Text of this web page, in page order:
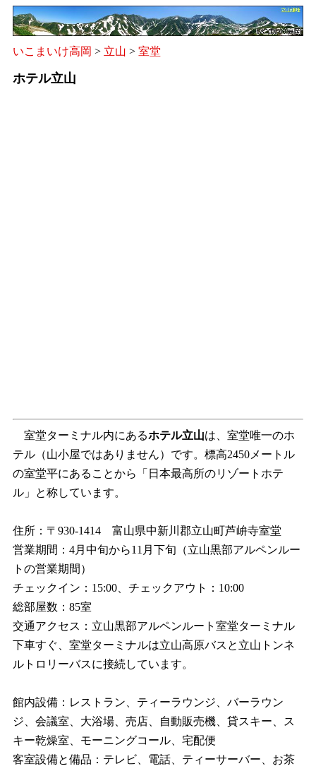
いこまいけ高岡 > 立山 > 室堂
ホテル立山
室堂ターミナル内にあるホテル立山は、室堂唯一のホ
テル（山小屋ではありません）です。標高2450メートル
の室堂平にあることから「日本最高所のリゾートホテ
ル」と称しています。
住所：〒930-1414 富山県中新川郡立山町芦峅寺室堂
営業期間：4月中旬から11月下旬（立山黒部アルペンルー
トの営業期間）
チェックイン：15:00、チェックアウト：10:00
総部屋数：85室
交通アクセス：立山黒部アルペンルート室堂ターミナル
下車すぐ、室堂ターミナルは立山高原バスと立山トンネ
ルトロリーバスに接続しています。
館内設備：レストラン、ティーラウンジ、バーラウン
ジ、会議室、大浴場、売店、自動販売機、貸スキー、ス
キー乾燥室、モーニングコール、宅配便
客室設備と備品：テレビ、電話、ティーサーバー、お茶